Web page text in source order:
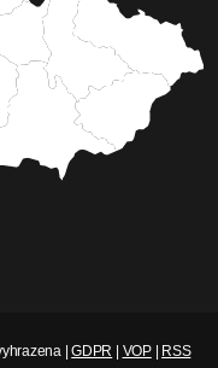
|GDPR VOP| RSS